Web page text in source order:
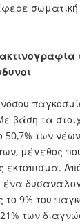
σωματική
βάση τα
50,7% των
μέγεθος
εκτόπισμα.
ένα
το 9% του
των